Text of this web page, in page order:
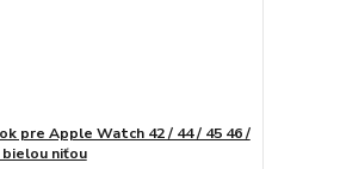
pre Apple Watch 42 / 44 / 45 46 /
bielou niťou